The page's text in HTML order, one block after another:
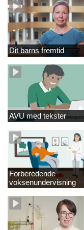
Dit barns fremtid
AVU med tekster
Forberedende
voksenundervisning